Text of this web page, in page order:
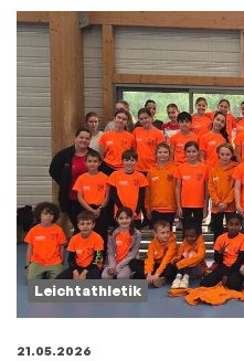
Leichtathletik
21.05.2026